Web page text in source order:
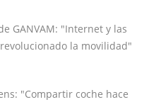
GANVAM: "Internet y las
la movilidad"
"Compartir coche hace